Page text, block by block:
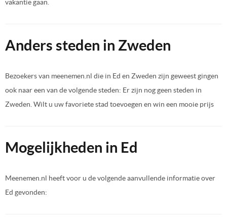
vakantie gaan.
Anders steden in Zweden
Bezoekers van meenemen.nl die in Ed en Zweden zijn geweest gingen
ook naar een van de volgende steden: Er zijn nog geen steden in
Zweden. Wilt u uw favoriete stad toevoegen en win een mooie prijs
Mogelijkheden in Ed
Meenemen.nl heeft voor u de volgende aanvullende informatie over
Ed gevonden: